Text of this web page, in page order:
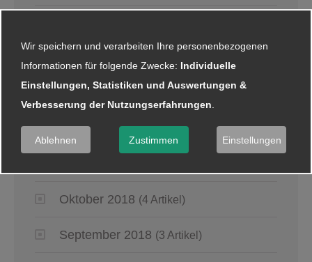
2018
Dezember 2018 (8 Artikel)
Oktober 2018 (4 Artikel)
September 2018 (3 Artikel)
Wir speichern und verarbeiten Ihre personenbezogenen
Informationen für folgende Zwecke: Individuelle
Einstellungen, Statistiken und Auswertungen &
Verbesserung der Nutzungserfahrungen.
Ablehnen Zustimmen Einstellungen